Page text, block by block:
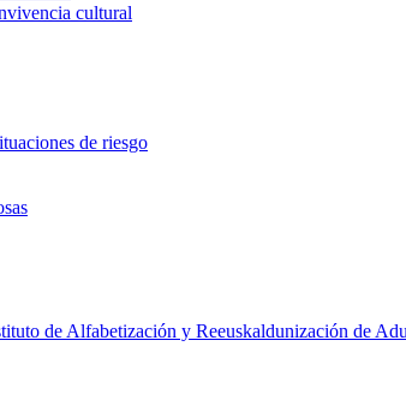
cultural
de riesgo
de Alfabetización y Reeuskaldunización de